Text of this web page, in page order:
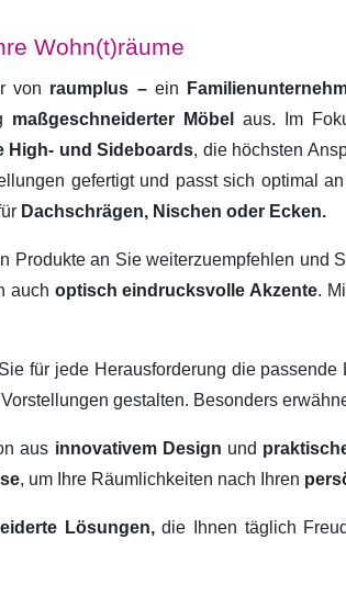
Wohn(t)räume
von raumplus –ein
maßgeschneiderter Möbelaus. Im
High- und Sideboards, die höchsten
gefertigt und passt sich optimal
Dachschrägen, Nischen oder Ecken.
Produkte an Sie weiterzuempfehlen und
auch optisch eindrucksvolle Akzente.
für jede Herausforderung die passende
gestalten. Besonders
aus innovativem Design und
, um Ihre Räumlichkeiten nach Ihren
Lösungen,die Ihnen täglich